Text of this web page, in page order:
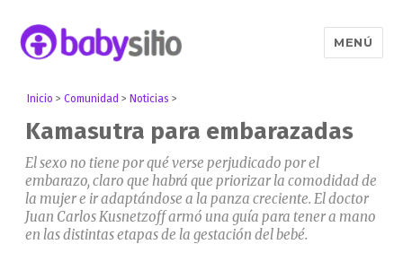
MENÚ
Inicio >Comunidad > Noticias >
Kamasutra para embarazadas
El sexo no tiene por qué verse perjudicado por el
embarazo, claro que habrá que priorizar la comodidad de
la mujer e ir adaptándose a la panza creciente. El doctor
Juan Carlos Kusnetzoff armó una guía para tener a mano
en las distintas etapas de la gestación del bebé.